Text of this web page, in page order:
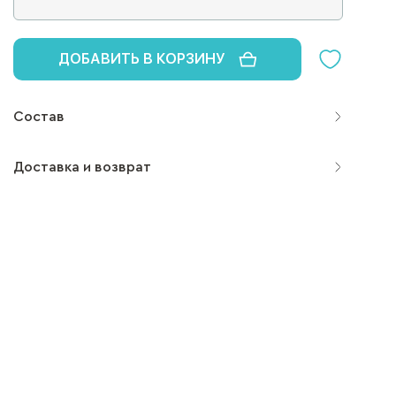
ДОБАВИТЬ В КОРЗИНУ
Состав
Доставка и возврат